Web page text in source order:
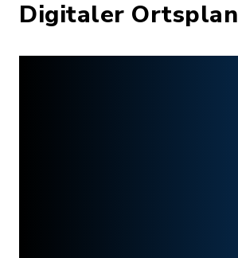
Digitaler Ortsplan